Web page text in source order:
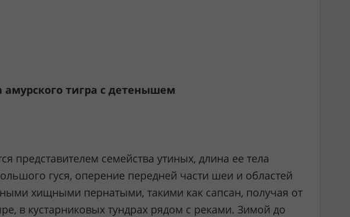
амурского тигра с детенышем
представителем семейства утиных, длина ее тела
гуся, оперение передней части шеи и областей
хищными пернатыми, такими как сапсан, получая от
в кустарниковых тундрах рядом с реками. Зимой до